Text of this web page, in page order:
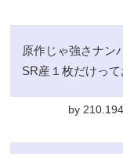
原作じゃ強さナン
SR産１枚だけっ
by